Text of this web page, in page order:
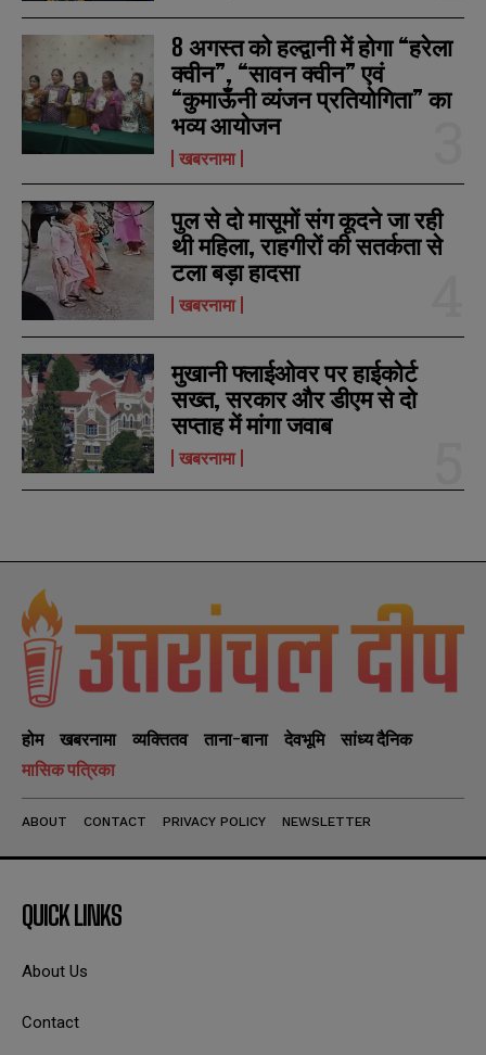
8 अगस्त को हल्द्वानी में होगा “हरेला
क्वीन”, “सावन क्वीन” एवं
“कुमाऊँनी व्यंजन प्रतियोगिता” का
भव्य आयोजन
खबरनामा
पुल से दो मासूमों संग कूदने जा रही
थी महिला, राहगीरों की सतर्कता से
टला बड़ा हादसा
खबरनामा
मुखानी फ्लाईओवर पर हाईकोर्ट
सख्त, सरकार और डीएम से दो
सप्ताह में मांगा जवाब
खबरनामा
होम खबरनामा व्यक्तितव ताना-बाना देवभूमि
सांध्य दैनिक
मासिक पत्रिका
ABOUT CONTACT PRIVACY POLICY NEWSLETTER
QUICK LINKS
About Us
Contact